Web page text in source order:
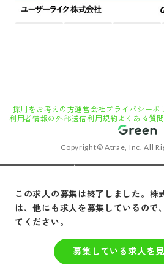
この求人の募集は終了しました。 株
は、他にも求人を募集しているので
てください。
募集している求人を
採用をお考えの方運営会社 プライバシーポ
利用者情報の外部送信利用規約 よくある質問
Copyright© Atrae, Inc. All
【人事総務】フレックス・リモート相談可／完全週
間以内／年間休日120日以上／IPO準備中★人事労務
も挑戦できる環境